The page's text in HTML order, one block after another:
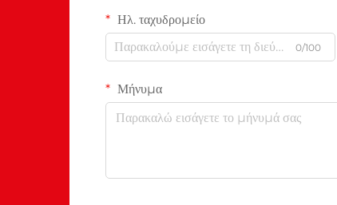
Ηλ. ταχυδρομείο
0/100
Μήνυμα